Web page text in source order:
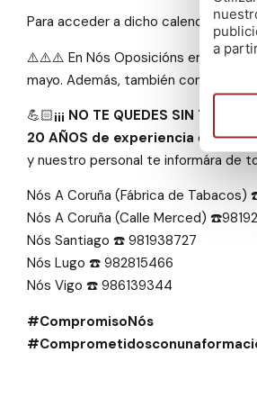
Para acceder a dicho calendario
⚠️⚠️⚠️ En Nós Oposicións
mayo. Además, también contamos
💪🏻¡¡¡ NO TE QUEDES SIN TU
20 AÑOS de experiencia en la
y nuestro personal te informára de
Nós A Coruña (Fábrica de Tabacos)
Nós A Coruña (Calle Merced)
Nós Santiago ☎️ 981938727
Nós Lugo ☎️ 982815466
Nós Vigo ☎️ 986139344
#CompromisoNós
a